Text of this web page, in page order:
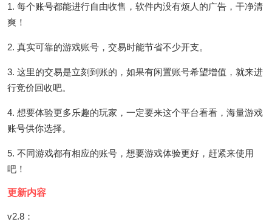
1. 每个账号都能进行自由收售，软件内没有烦人的广告，干净清
爽！
2. 真实可靠的游戏账号，交易时能节省不少开支。
3. 这里的交易是立刻到账的，如果有闲置账号希望增值，就来进
行竞价回收吧。
4. 想要体验更多乐趣的玩家，一定要来这个平台看看，海量游戏
账号供你选择。
5. 不同游戏都有相应的账号，想要游戏体验更好，赶紧来使用
吧！
更新内容
v2.8：